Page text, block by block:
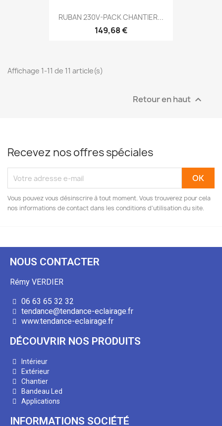
RUBAN 230V-PACK CHANTIER...
149,68 €
Affichage 1-11 de 11 article(s)
Retour en haut 
Recevez nos offres spéciales
Vous pouvez vous désinscrire à tout moment. Vous trouverez pour cela
nos informations de contact dans les conditions d'utilisation du site.
NOUS CONTACTER
Rémy VERDIER
06 63 65 32 32
tendance@tendance-eclairage.fr
www.tendance-eclairage.fr
DÉCOUVRIR NOS PRODUITS
Intérieur
Extérieur
Chantier
Bandeau Led
Applications
INFORMATIONS SOCIÉTÉ